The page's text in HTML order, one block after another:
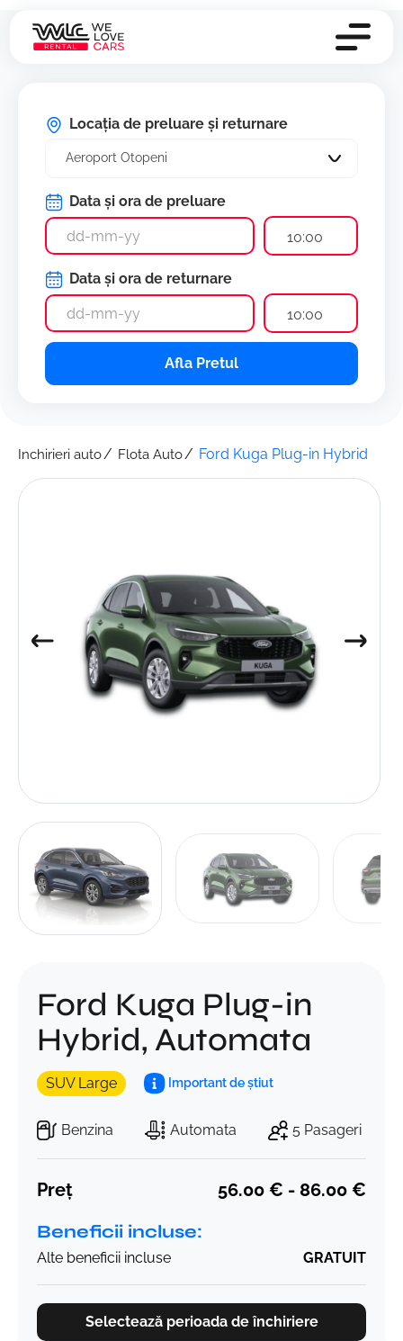
Locația de preluare și returnare
Aeroport Otopeni
Data și ora de preluare
10:00
Data și ora de returnare
10:00
Afla Pretul
Inchirieri auto Flota Auto Ford Kuga Plug-in Hybrid
Ford Kuga Plug-in
Hybrid, Automata
SUV Large Important de știut
Benzina Automata 5 Pasageri
Preț 56.00 € - 86.00 €
Beneficii incluse:
Alte beneficii incluse GRATUIT
Selectează perioada de închiriere